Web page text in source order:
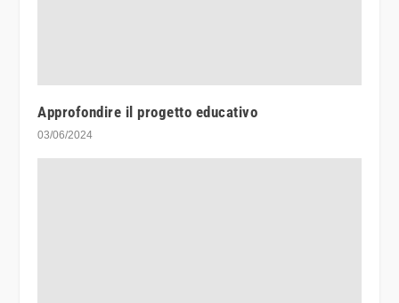
Approfondire il progetto educativo
03/06/2024